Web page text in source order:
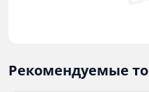
Рекомендуемые